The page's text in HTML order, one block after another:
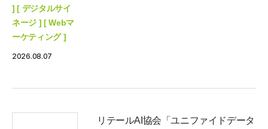
] [ デジタルサイ
ネージ ] [ Webマ
ーケティング ]
2026.08.07
リテールAI協会「ユニファイドデータ